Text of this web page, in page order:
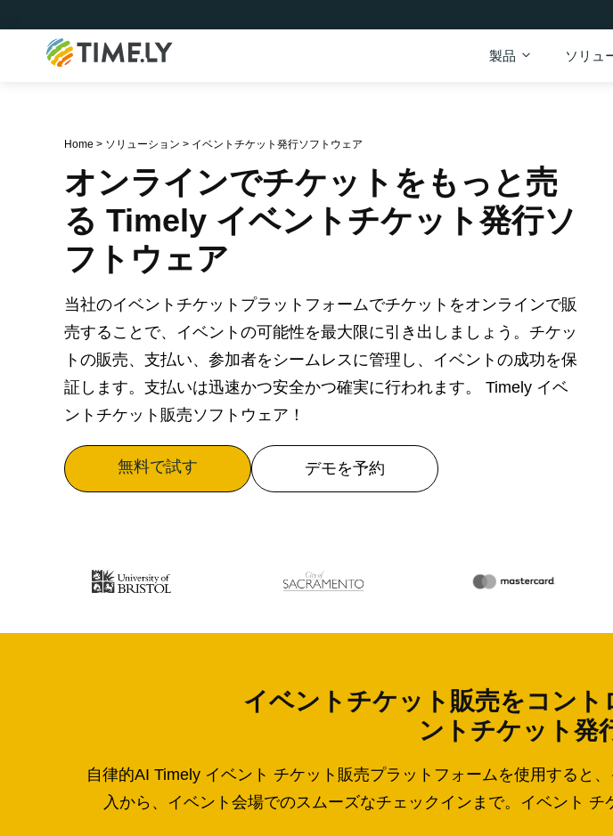
Timely
製品 ソリュ
Home > ソリューション > イベントチケット発行ソフトウェア
オンラインでチケットをもっと売
る Timely イベントチケット発行ソ
フトウェア
当社のイベントチケットプラットフォームでチケットをオンラインで販
売することで、イベントの可能性を最大限に引き出しましょう。チケッ
トの販売、支払い、参加者をシームレスに管理し、イベントの成功を保
証します。支払いは迅速かつ安全かつ確実に行われます。 Timely イベ
ントチケット販売ソフトウェア！
無料で試す デモを予約
イベントチケット販売をコン
ントチケット発
自律的AI Timely イベント チケット販売プラットフォームを使用すると
入から、イベント会場でのスムーズなチェックインまで。イベント